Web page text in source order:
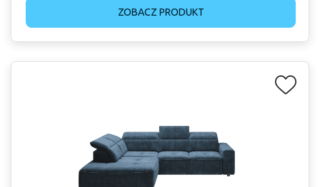
ZOBACZ PRODUKT